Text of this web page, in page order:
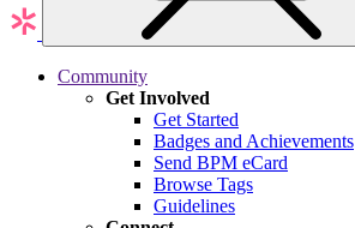
Community
Get Involved
Get Started
Badges and Achievements
Send BPM eCard
Browse Tags
Guidelines